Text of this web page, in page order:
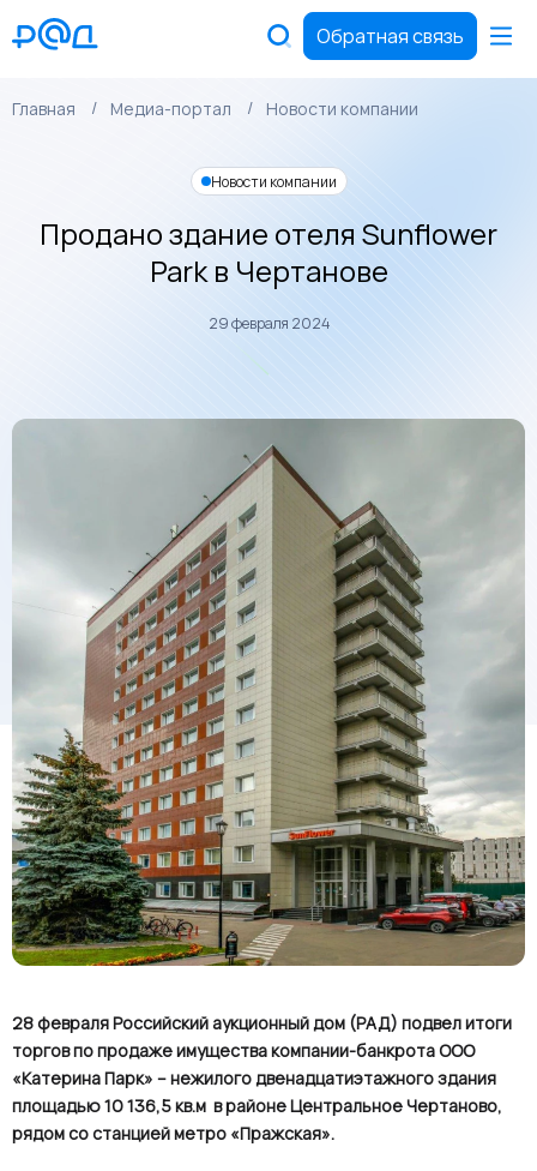
Обратная связь
Главная Медиа-портал Новости компании
Новости компании
Продано здание отеля Sunflower
Park в Чертанове
29 февраля 2024
28 февраля Российский аукционный дом (РАД) подвел итоги
торгов по продаже имущества компании-банкрота ООО
«Катерина Парк» – нежилого двенадцатиэтажного здания
площадью 10 136,5 кв.м в районе Центральное Чертаново,
рядом со станцией метро «Пражская».